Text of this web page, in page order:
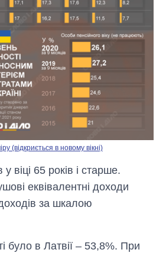
(відкриється в новому вікні)
віці 65 років і старше.
еквівалентні доходи
за шкалою
було в Латвії – 53,8%. При
Як за 10 років
змінилася кількість
вступників на